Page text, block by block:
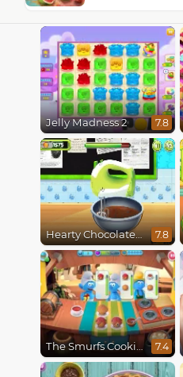
Jelly Madness 2 7.8
Hearty Chocolate Cake 7.8
The Smurfs Cooking 7.4